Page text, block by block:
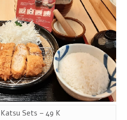
Sets – 49 K